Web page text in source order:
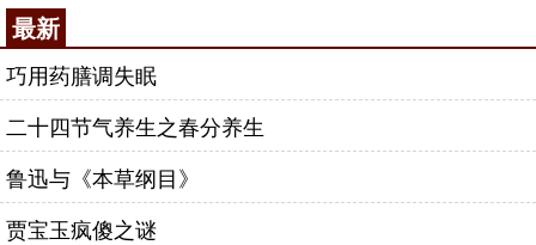
最新
巧用药膳调失眠
二十四节气养生之春分养生
鲁迅与《本草纲目》
贾宝玉疯傻之谜